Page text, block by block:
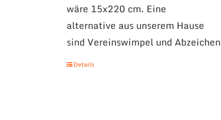
wäre 15x220 cm. Eine
alternative aus unserem Hause
sind Vereinswimpel und
Details